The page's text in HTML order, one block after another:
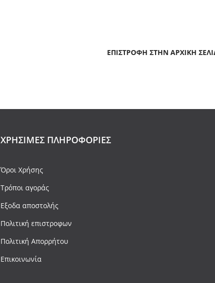
ΕΠΙΣΤΡΟΦΉ ΣΤΗΝ ΑΡΧΙΚΉ
ΧΡΉΣΙΜΕΣ ΠΛΗΡΟΦΟΡΊΕΣ
Όροι Χρήσης
Τρόποι αγοράς
Εξοδα αποστολής
Πολιτική επιστροφων
Πολιτική Απορρήτου
Επικοινωνία